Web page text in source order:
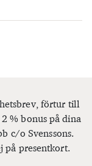
förtur till
% bonus på dina
c/o Svenssons.
presentkort.